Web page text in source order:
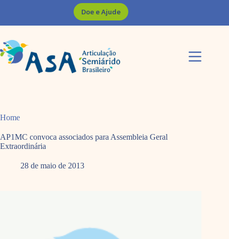
Doe e Ajude
Home
AP1MC convoca associados para Assembleia Geral
Extraordinária
28 de maio de 2013